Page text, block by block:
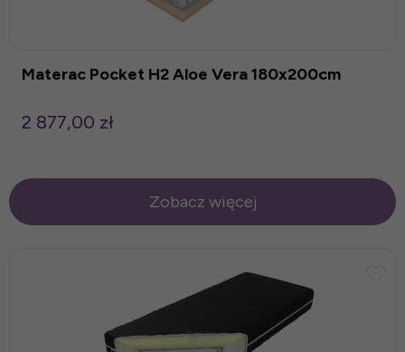
Materac Pocket H2 Aloe Vera 180x200cm
2 877,00 zł
Zobacz więcej